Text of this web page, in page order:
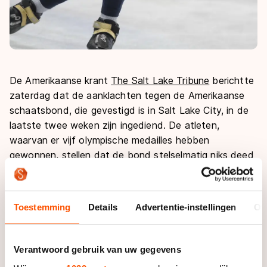
Toestemming Details Advertentie-instellingen
Verantwoord gebruik van uw gegevens
De Amerikaanse krant The Salt Lake Tribune berichtte
zaterdag dat de aanklachten tegen de Amerikaanse
schaatsbond, die gevestigd is in Salt Lake City, in de
laatste twee weken zijn ingediend. De atleten,
waarvan er vijf olympische medailles hebben
gewonnen, stellen dat de bond stelselmatig niks deed
met de klachten van de sporters. Mede daarom willen
de atleten dat 'US Speedskating' niet langer wordt
De aanklacht richt zich met name op drie coaches,
hoofdcoach Jae Su Chun en zijn assistenten Jun
Hyung Yeo and Jimmy Jang. De Zuid-Koreaan Chun